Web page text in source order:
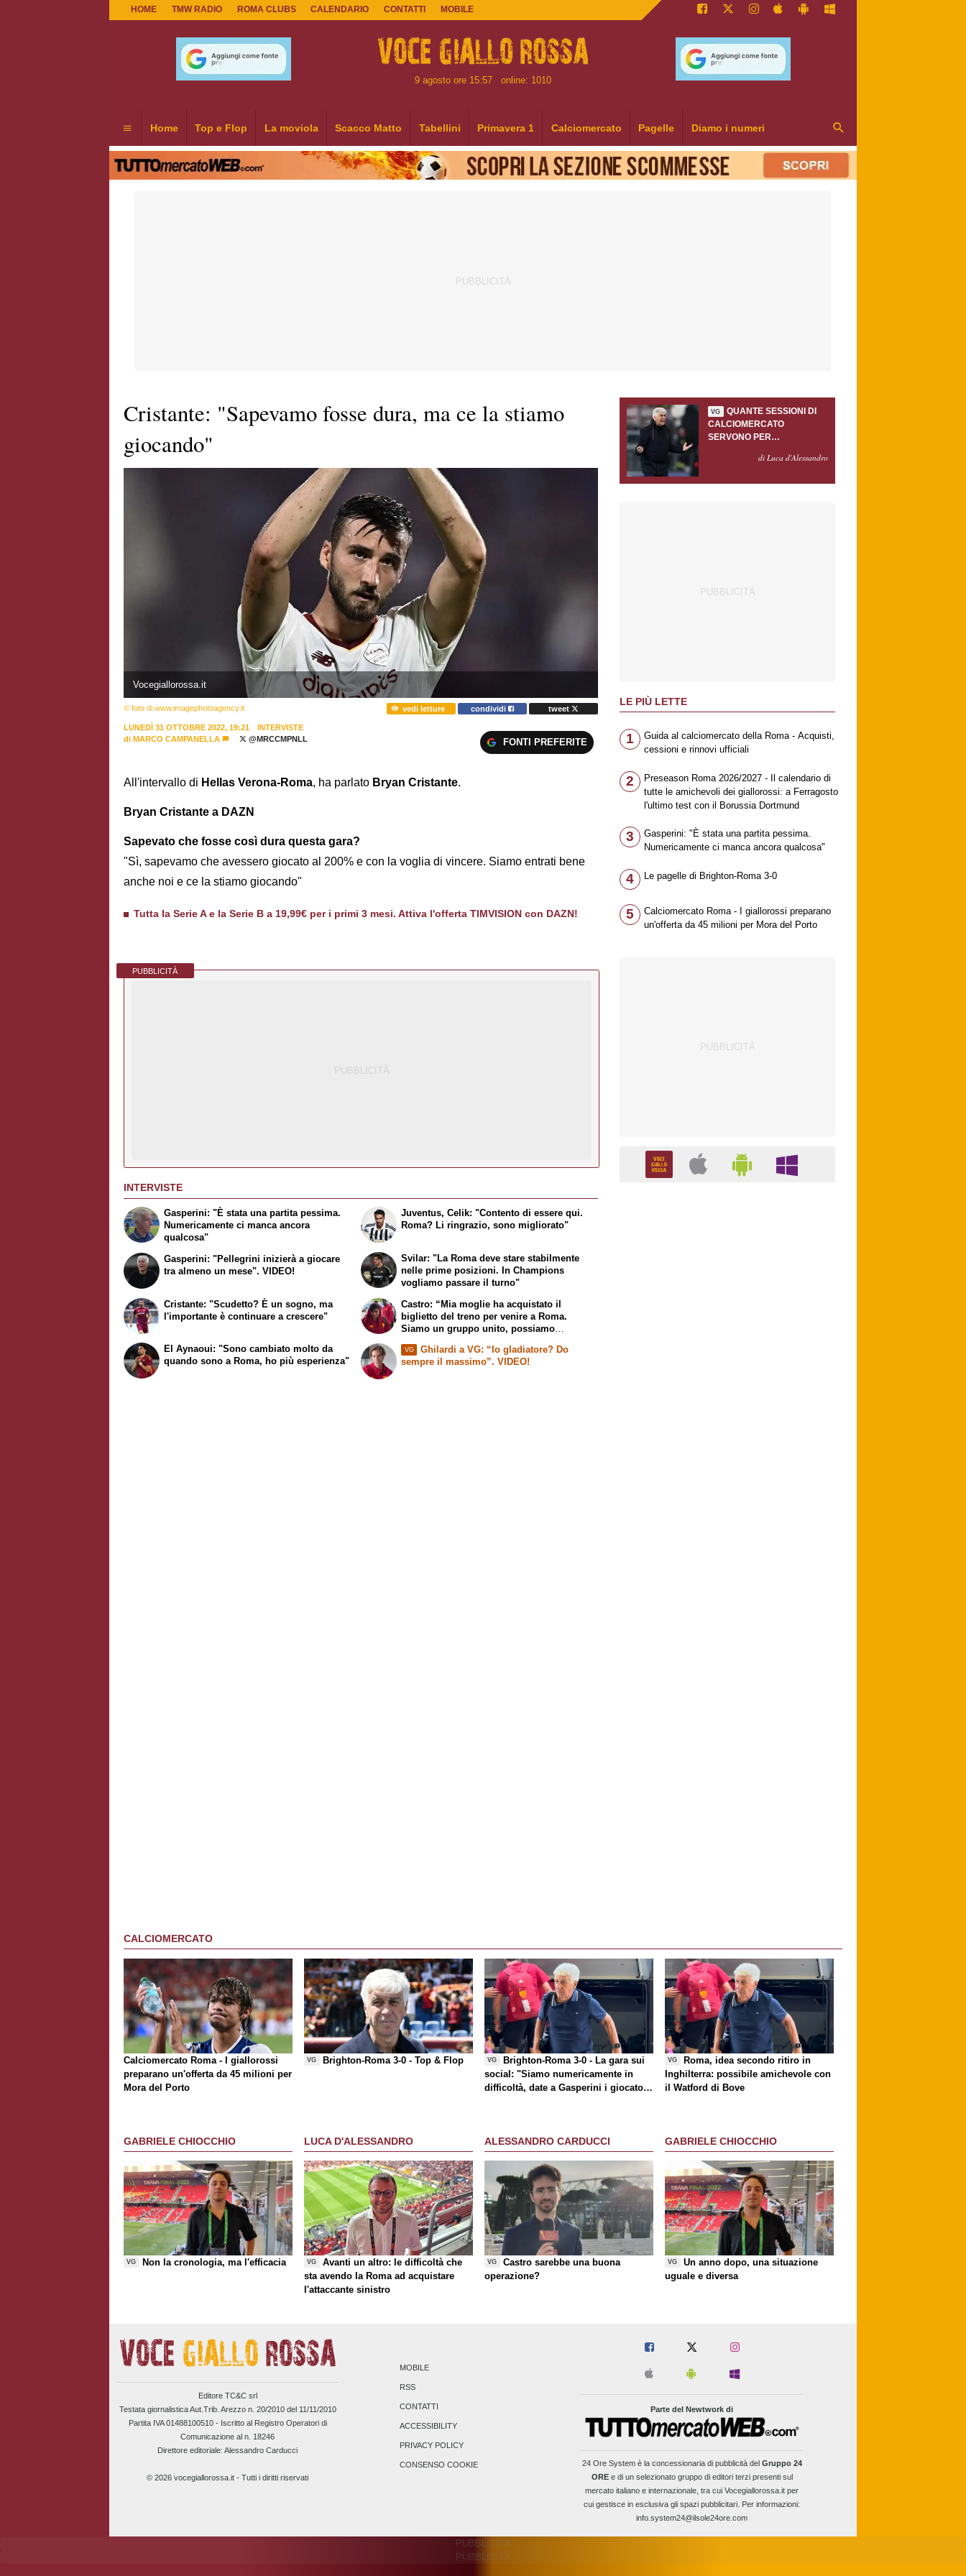
HOME TMW RADIO ROMA CLUBS CALENDARIO CONTATTI MOBILE
9 agosto ore 15:57 online: 1010
Home Top e Flop La moviola Scacco Matto Tabellini Primavera 1 Calciomercato Pagelle Diamo i numeri
Cristante: "Sapevamo fosse dura, ma ce la stiamo
giocando"
Vocegiallorossa.it
© foto di www.imagephotoagency.it vedi letture condividi tweet
LUNEDÌ 31 OTTOBRE 2022, 19:21
INTERVISTE
di MARCO CAMPANELLA @MRCCMPNLL FONTI PREFERITE
All'intervallo di Hellas Verona-Roma, ha parlato Bryan Cristante.
Bryan Cristante a DAZN
Sapevato che fosse così dura questa gara?
"Sì, sapevamo che avessero giocato al 200% e con la voglia di vincere. Siamo entrati bene
anche noi e ce la stiamo giocando"
Tutta la Serie A e la Serie B a 19,99€ per i primi 3 mesi. Attiva l'offerta TIMVISION con DAZN!
PUBBLICITÀ
INTERVISTE
Gasperini: "È stata una partita pessima.
Numericamente ci manca ancora
qualcosa"
Gasperini: "Pellegrini inizierà a giocare
tra almeno un mese". VIDEO!
Juventus, Celik: "Contento di essere qui.
Roma? Li ringrazio, sono migliorato"
Svilar: "La Roma deve stare stabilmente
nelle prime posizioni. In Champions
vogliamo passare il turno"
Cristante: "Scudetto? È un sogno, ma
l'importante è continuare a crescere"
El Aynaoui: "Sono cambiato molto da
quando sono a Roma, ho più esperienza"
Castro: “Mia moglie ha acquistato il
biglietto del treno per venire a Roma.
Siamo un gruppo unito, possiamo
VG
Ghilardi a VG: “Io gladiatore? Do
sempre il massimo”. VIDEO!
VG
QUANTE SESSIONI DI
CALCIOMERCATO
SERVONO PER
GASPERINI?di Luca d'Alessandro
LE PIÙ LETTE
1
Guida al calciomercato della Roma - Acquisti,
cessioni e rinnovi ufficiali
2
Preseason Roma 2026/2027 - Il calendario di
tutte le amichevoli dei giallorossi: a Ferragosto
l'ultimo test con il Borussia Dortmund
3
Gasperini: "È stata una partita pessima.
Numericamente ci manca ancora qualcosa"
4 Le pagelle di Brighton-Roma 3-0
5
Calciomercato Roma - I giallorossi preparano
un'offerta da 45 milioni per Mora del Porto
CALCIOMERCATO
Calciomercato Roma - I giallorossi
preparano un'offerta da 45 milioni per
Mora del Porto
VG Brighton-Roma 3-0 -Top & Flop VG
Brighton-Roma 3-0 - La gara sui
social: "Siamo numericamente in
difficoltà, date a Gasperini i giocatori
VG
Roma, idea secondo ritiro in
Inghilterra: possibile amichevole con
il Watford di Bove
GABRIELE CHIOCCHIO
VG Non la cronologia, ma l'efficacia
LUCA D'ALESSANDRO
VG
Avanti un altro: le difficoltà che
sta avendo la Roma ad acquistare
l'attaccante sinistro
ALESSANDRO CARDUCCI
VG
Castro sarebbe una buona
operazione?
GABRIELE CHIOCCHIO
VG
Un anno dopo, una situazione
uguale e diversa
Editore TC&C srl
Testata giornalistica Aut.Trib. Arezzo n. 20/2010 del 11/11/2010
Partita IVA 01488100510 - Iscritto al Registro Operatori di
Comunicazione al n. 18246
Direttore editoriale: Alessandro Carducci
© 2026 vocegiallorossa.it - Tutti i diritti riservati
MOBILE
RSS
CONTATTI
ACCESSIBILITY
PRIVACY POLICY
CONSENSO COOKIE
Parte del Newtwork di
24 Ore Systemè la concessionaria di pubblicità del Gruppo 24
OREe di un selezionato gruppo di editori terzi presenti sul
mercato italiano e internazionale, tra cui Vocegiallorossa.it per
cui gestisce in esclusiva gli spazi pubblicitari. Per informazioni:
info.system24@ilsole24ore.com